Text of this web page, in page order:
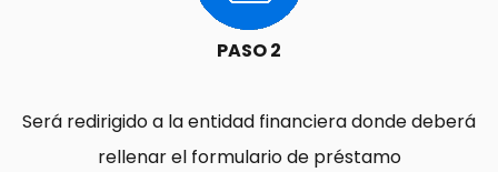
PASO 2
Será redirigido a la entidad financiera donde deberá
rellenar el formulario de préstamo